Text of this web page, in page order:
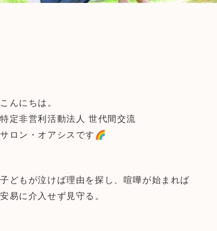
こんにちは。
特定非営利活動法人 世代間交流
サロン・オアシスです🌈
子どもが泣けば理由を探し、喧嘩が始まれば
安易に介入せず見守る。